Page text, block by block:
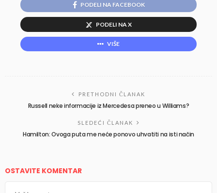
PODELI NA FACEBOOK
PODELI NA X
VIŠE
PRETHODNI ČLANAK
Russell neke informacije iz Mercedesa preneo u Williams?
SLEDEĆI ČLANAK
Hamilton: Ovoga puta me neće ponovo uhvatiti na isti način
OSTAVITE KOMENTAR